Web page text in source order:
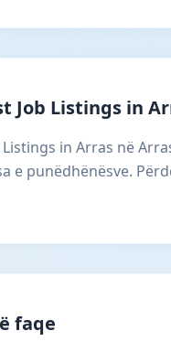
Job Listings in
Listings in Arras në
e punëdhënësve.
faqe